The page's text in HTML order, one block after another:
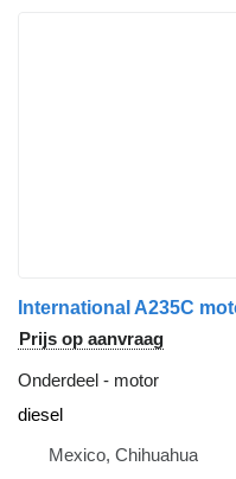
International A235C
Prijs op aanvraag
Onderdeel - motor
diesel
Mexico, Chihuahua